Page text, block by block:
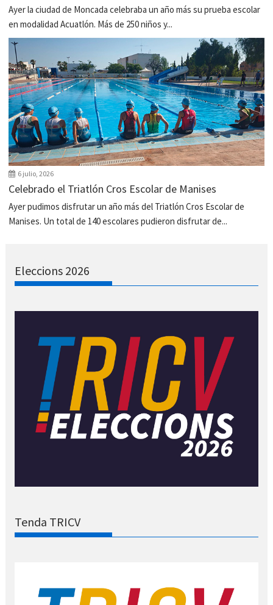
Ayer la ciudad de Moncada celebraba un año más su prueba escolar
en modalidad Acuatlón. Más de 250 niños y...
6 julio, 2026
Celebrado el Triatlón Cros Escolar de Manises
Ayer pudimos disfrutar un año más del Triatlón Cros Escolar de
Manises. Un total de 140 escolares pudieron disfrutar de...
Eleccions 2026
Tenda TRICV